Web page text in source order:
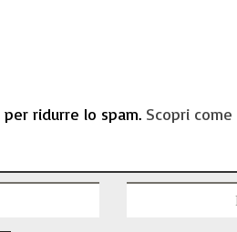
ridurre lo spam. Scopri